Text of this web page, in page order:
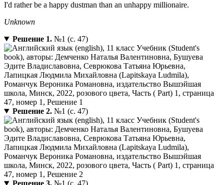
I'd rather be a happy dustman than an unhappy millionaire.
Unknown
Решение 1.№1 (с. 47)
Решение 2.№1 (с. 47)
Решение 3.№1 (с. 47)